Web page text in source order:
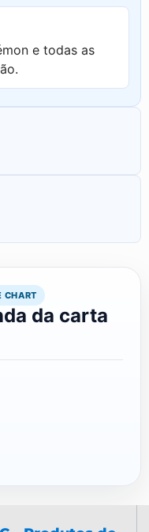
e todas as
CHART
da carta